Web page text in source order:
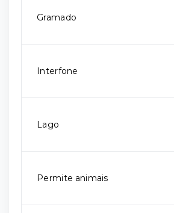
Gramado
Interfone
Lago
Permite animais